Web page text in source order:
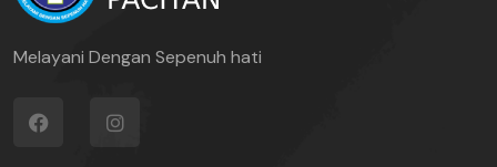
Melayani Dengan Sepenuh hati